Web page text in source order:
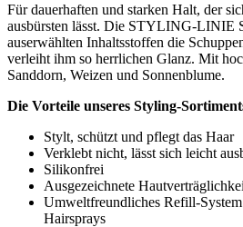
Für dauerhaften und starken Halt, der
ausbürsten lässt. Die STYLING-LINIE
auserwählten Inhaltsstoffen die
verleiht ihm so herrlichen Glanz. Mit
Sanddorn, Weizen und Sonnenblume.
Die Vorteile unseres Styling-
Stylt, schützt und pflegt das Haar
Verklebt nicht, lässt sich leicht
Silikonfrei
Ausgezeichnete
Umweltfreundliches Refill-
Hairsprays